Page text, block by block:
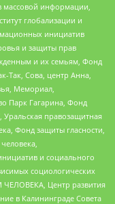
массовой информации,
глобализации и
инициатив
и защиты прав
и их семьям, Фонд
Так, Сова, центр Анна,
Мемориал,
Парк Гагарина, Фонд
правозащитная
Фонд защиты гласности,
и социального
социологических
Центр развития
в Калининграде Совета